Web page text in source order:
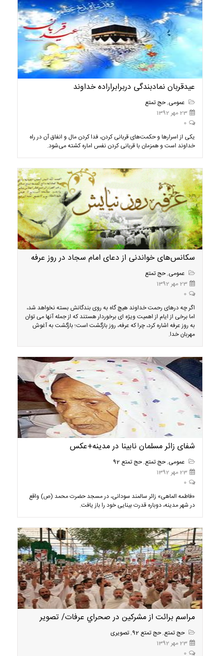
عیدقربان نمادبندگی دربرابراراده خداوند
عمومی,حج تمتع
23 مهر 1392
0
یکی از اسرارها و حکمت‌های قربانی کردن، فدا کردن مال و انفاق آن در راه
خداوند است و همزمان با قربانی کردن نفس اماره کشته می‌شود.
سکانس‌های خواندنی از دعای امام سجاد در روز عرفه
عمومی,حج تمتع
23 مهر 1392
0
اگر چه درهای رحمت خداوند هیچ گاه به روی بندگانش بسته نخواهد شد،
اما برخی از ایام از اهمیت ویژه ای برخوردار هستند که از جمله آنها می توان
به روز عرفه اشاره کرد، چرا که عرفه، روز بازگشت است؛ بازگشت به آغوش
مهربان خدا.
شفای زائر مسلمان نابینا در مدینه+عکس
عمومی,حج تمتع,حج تمتع 92
23 مهر 1392
0
«فاطمه الماهی» زائر سالمند سودانی، در مسجد حضرت محمد (ص) واقع
در شهر مدینه، دوباره قدرت بینایی خود را باز یافت.
مراسم برائت از مشركين در صحراي عرفات/ تصویر
حج تمتع,حج تمتع 92 ,تصویری
23 مهر 1392
0